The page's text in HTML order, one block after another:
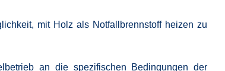
mit Holz als Notfallbrennstoff heizen zu
an die spezifischen Bedingungen der